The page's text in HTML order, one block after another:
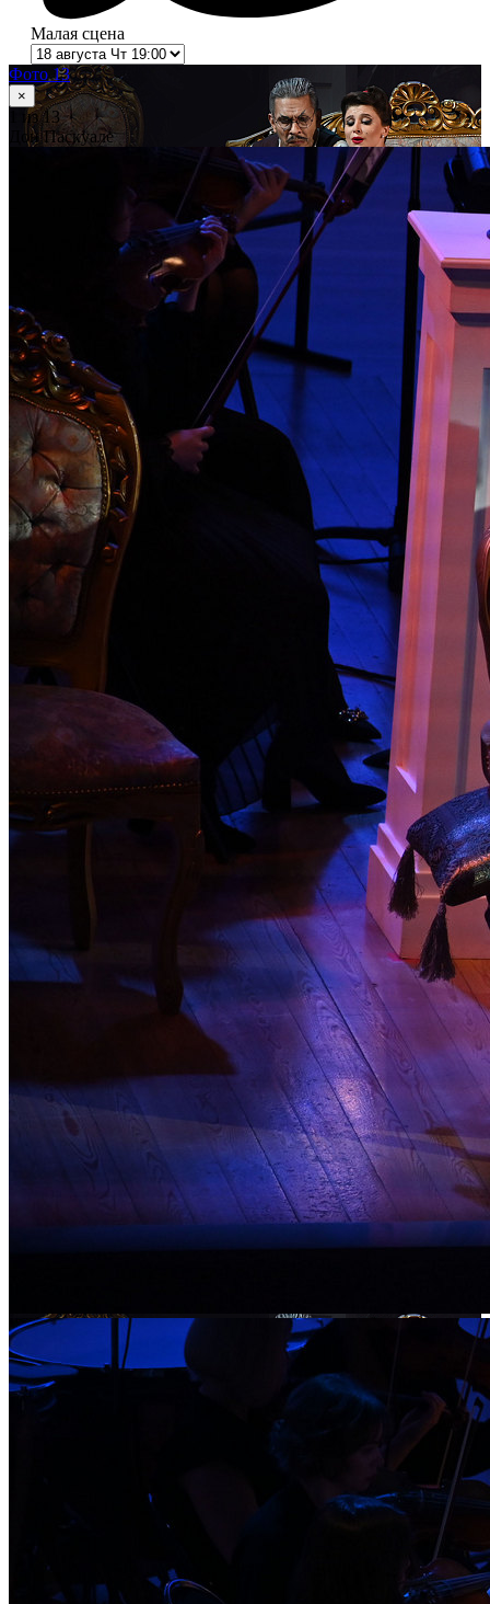
Малая сцена
Фото 13
×
из 13
Дон Паскуале